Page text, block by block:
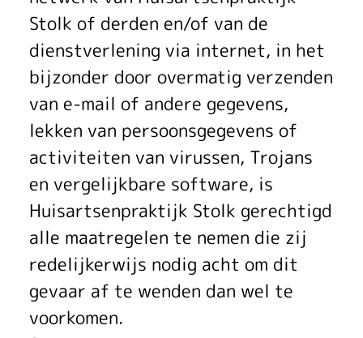
Stolk of derden en/of van de
dienstverlening via internet, in het
bijzonder door overmatig verzenden
van e-mail of andere gegevens,
lekken van persoonsgegevens of
activiteiten van virussen, Trojans
en vergelijkbare software, is
Huisartsenpraktijk Stolk gerechtigd
alle maatregelen te nemen die zij
redelijkerwijs nodig acht om dit
gevaar af te wenden dan wel te
voorkomen.